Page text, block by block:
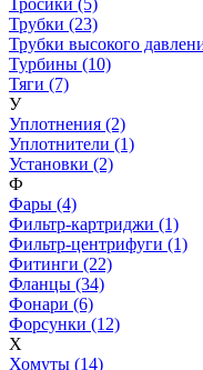
Трубки (23)
Трубки высокого
Турбины (10)
Тяги (7)
У
Уплотнения (2)
Уплотнители (1)
Установки (2)
Ф
Фары (4)
Фильтр-картриджи (1)
Фильтр-центрифуги (1)
Фитинги (22)
Фланцы (34)
Фонари (6)
Форсунки (12)
Х
Хомуты (14)